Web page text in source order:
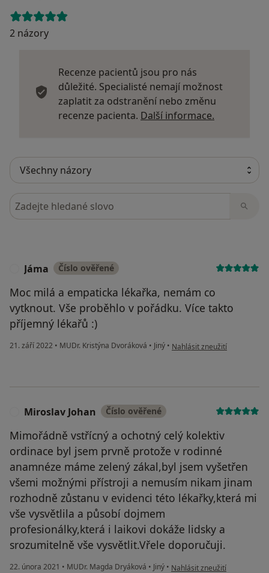
2 názory
Recenze pacientů jsou pro nás
důležité. Specialisté nemají možnost
zaplatit za odstranění nebo změnu
recenze pacienta. Další informace.
Hledejte v názorech
Jáma Číslo ověřené
Moc milá a empaticka lékařka, nemám co
vytknout. Vše proběhlo v pořádku. Více takto
příjemný lékařů :)
21. září 2022 • MUDr. Kristýna Dvoráková • Jiný • podle názoru uživatele Jáma
Nahlásit zneužití
Miroslav Johan Číslo ověřené
Mimořádně vstřícný a ochotný celý kolektiv
ordinace byl jsem prvně protože v rodinné
anamnéze máme zelený zákal,byl jsem vyšetřen
všemi možnými přístroji a nemusím nikam jinam
rozhodně zůstanu v evidenci této lékařky,která mi
vše vysvětlila a působí dojmem
profesionálky,která i laikovi dokáže lidsky a
srozumitelně vše vysvětlit.Vřele doporučuji.
22. února 2021 • MUDr. Magda Dryáková • Jiný • podle názoru uživatele
Nahlásit zneužití